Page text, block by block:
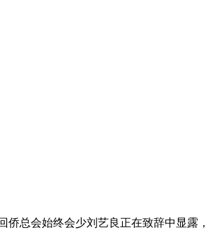
总会始终会少刘艺良正在致辞中显露，